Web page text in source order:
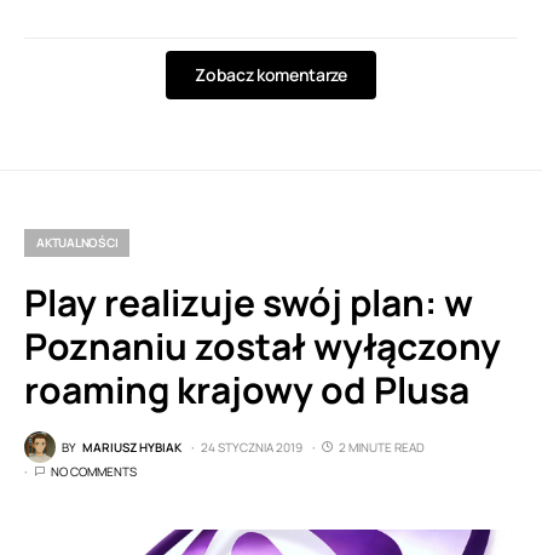
Zobacz komentarze
AKTUALNOŚCI
Play realizuje swój plan: w
Poznaniu został wyłączony
roaming krajowy od Plusa
BY MARIUSZ HYBIAK 24 STYCZNIA 2019
2 MINUTE READ
NO COMMENTS